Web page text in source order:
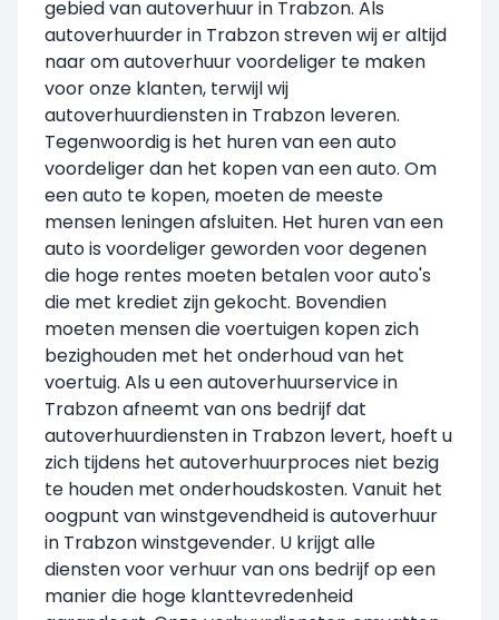
gebied van autoverhuur in Trabzon. Als
autoverhuurder in Trabzon streven wij er altijd
naar om autoverhuur voordeliger te maken
voor onze klanten, terwijl wij
autoverhuurdiensten in Trabzon leveren.
Tegenwoordig is het huren van een auto
voordeliger dan het kopen van een auto. Om
een auto te kopen, moeten de meeste
mensen leningen afsluiten. Het huren van een
auto is voordeliger geworden voor degenen
die hoge rentes moeten betalen voor auto's
die met krediet zijn gekocht. Bovendien
moeten mensen die voertuigen kopen zich
bezighouden met het onderhoud van het
voertuig. Als u een autoverhuurservice in
Trabzon afneemt van ons bedrijf dat
autoverhuurdiensten in Trabzon levert, hoeft u
zich tijdens het autoverhuurproces niet bezig
te houden met onderhoudskosten. Vanuit het
oogpunt van winstgevendheid is autoverhuur
in Trabzon winstgevender. U krijgt alle
diensten voor verhuur van ons bedrijf op een
manier die hoge klanttevredenheid